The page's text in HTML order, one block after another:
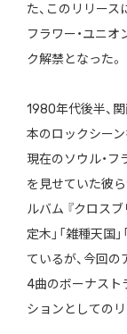
た、このリリース
フラワー・ユニ
ク解禁となった。
1980年代後半、
本のロックシー
現在のソウル・
を見せていた彼
ルバム 『クロスブ
定木」「雑種天国
ているが、今回
4曲のボーナスト
ションとしてのリ